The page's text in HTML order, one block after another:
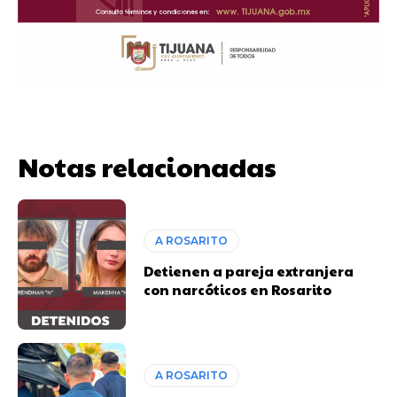
Notas relacionadas
A ROSARITO
Detienen a pareja extranjera
con narcóticos en Rosarito
A ROSARITO